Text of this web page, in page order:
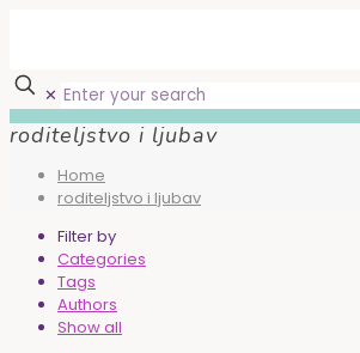
✕
roditeljstvo i ljubav
Home
roditeljstvo i ljubav
Filter by
Categories
Tags
Authors
Show all